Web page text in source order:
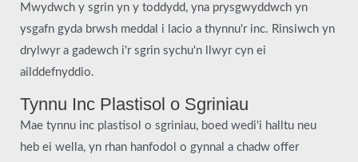
Mwydwch y sgrin yn y toddydd, yna prysgwyddwch yn
ysgafn gyda brwsh meddal i lacio a thynnu'r inc. Rinsiwch yn
drylwyr a gadewch i'r sgrin sychu'n llwyr cyn ei
ailddefnyddio.
Tynnu Inc Plastisol o Sgriniau
Mae tynnu inc plastisol o sgriniau, boed wedi'i halltu neu
heb ei wella, yn rhan hanfodol o gynnal a chadw offer